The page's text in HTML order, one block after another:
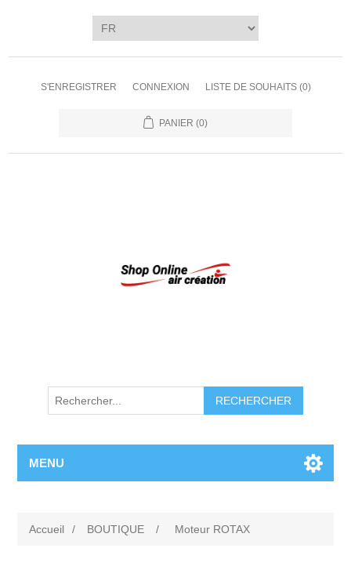
S'ENREGISTRER CONNEXION LISTE DE SOUHAITS (0)
PANIER (0)
RECHERCHER
MENU
Accueil / BOUTIQUE / Moteur ROTAX